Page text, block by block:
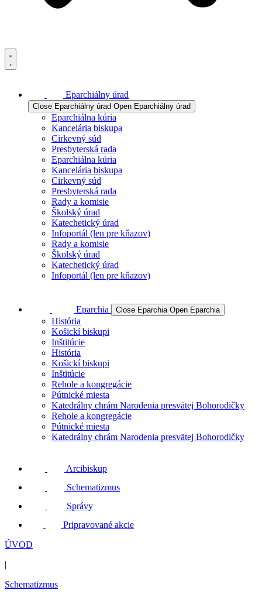
Eparchiálny úrad
Close Eparchiálny úrad Open Eparchiálny úrad
Eparchiálna kúria
Kancelária biskupa
Cirkevný súd
Presbyterská rada
Eparchiálna kúria
Kancelária biskupa
Cirkevný súd
Presbyterská rada
Rady a komisie
Školský úrad
Katechetický úrad
Infoportál (len pre kňazov)
Rady a komisie
Školský úrad
Katechetický úrad
Infoportál (len pre kňazov)
Eparchia Close Eparchia Open Eparchia
História
Košickí biskupi
Inštitúcie
História
Košickí biskupi
Inštitúcie
Rehole a kongregácie
Pútnické miesta
Katedrálny chrám Narodenia presvätej Bohorodičky
Rehole a kongregácie
Pútnické miesta
Katedrálny chrám Narodenia presvätej Bohorodičky
Arcibiskup
Schematizmus
Správy
Pripravované akcie
ÚVOD
|
Schematizmus